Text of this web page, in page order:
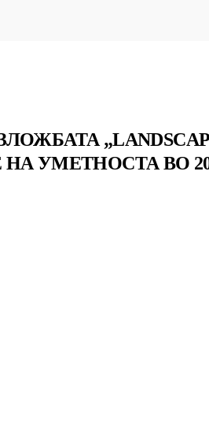
УМЕТНОСТА ВО